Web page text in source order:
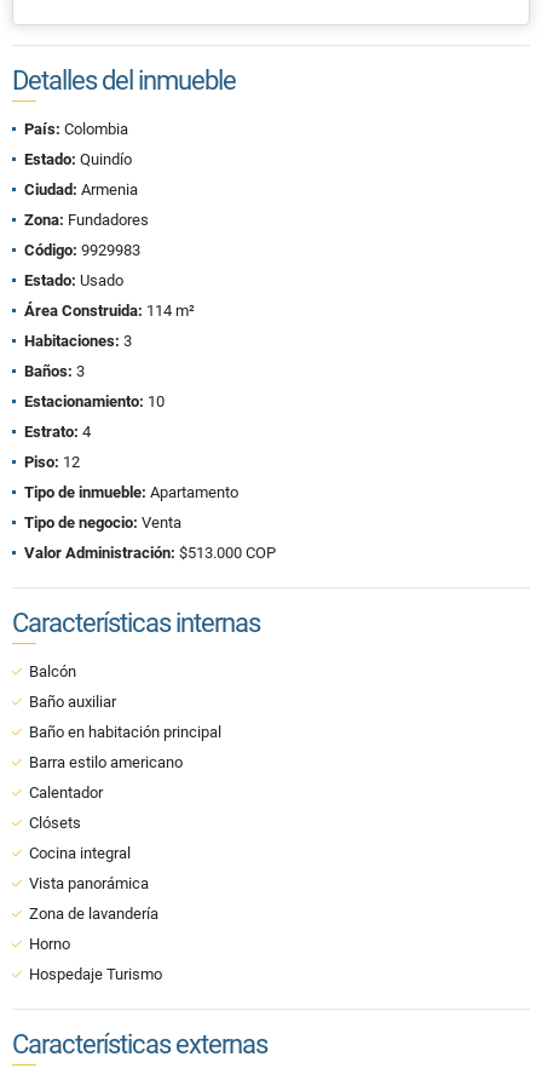
Detalles del inmueble
País: Colombia
Estado: Quindío
Ciudad: Armenia
Zona: Fundadores
Código: 9929983
Estado: Usado
Área Construida: 114 m²
Habitaciones: 3
Baños: 3
Estacionamiento: 10
Estrato: 4
Piso: 12
Tipo de inmueble: Apartamento
Tipo de negocio: Venta
Valor Administración: $513.000 COP
Características internas
Balcón
Baño auxiliar
Baño en habitación principal
Barra estilo americano
Calentador
Clósets
Cocina integral
Vista panorámica
Zona de lavandería
Horno
Hospedaje Turismo
Características externas